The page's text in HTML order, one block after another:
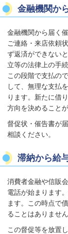
金融機関か
金融機関から届く
ご連絡・来店依頼
ず返済ができない
立等の法律上の手
この段階で支払の
して、無理な支払
ります。新たに借
方向を決めることが
督促状・催告書が届
相談ください。
滞納から給
消費者金融や信販
電話が始まります
ます。この時点で
ることはありません
この督促等を放置